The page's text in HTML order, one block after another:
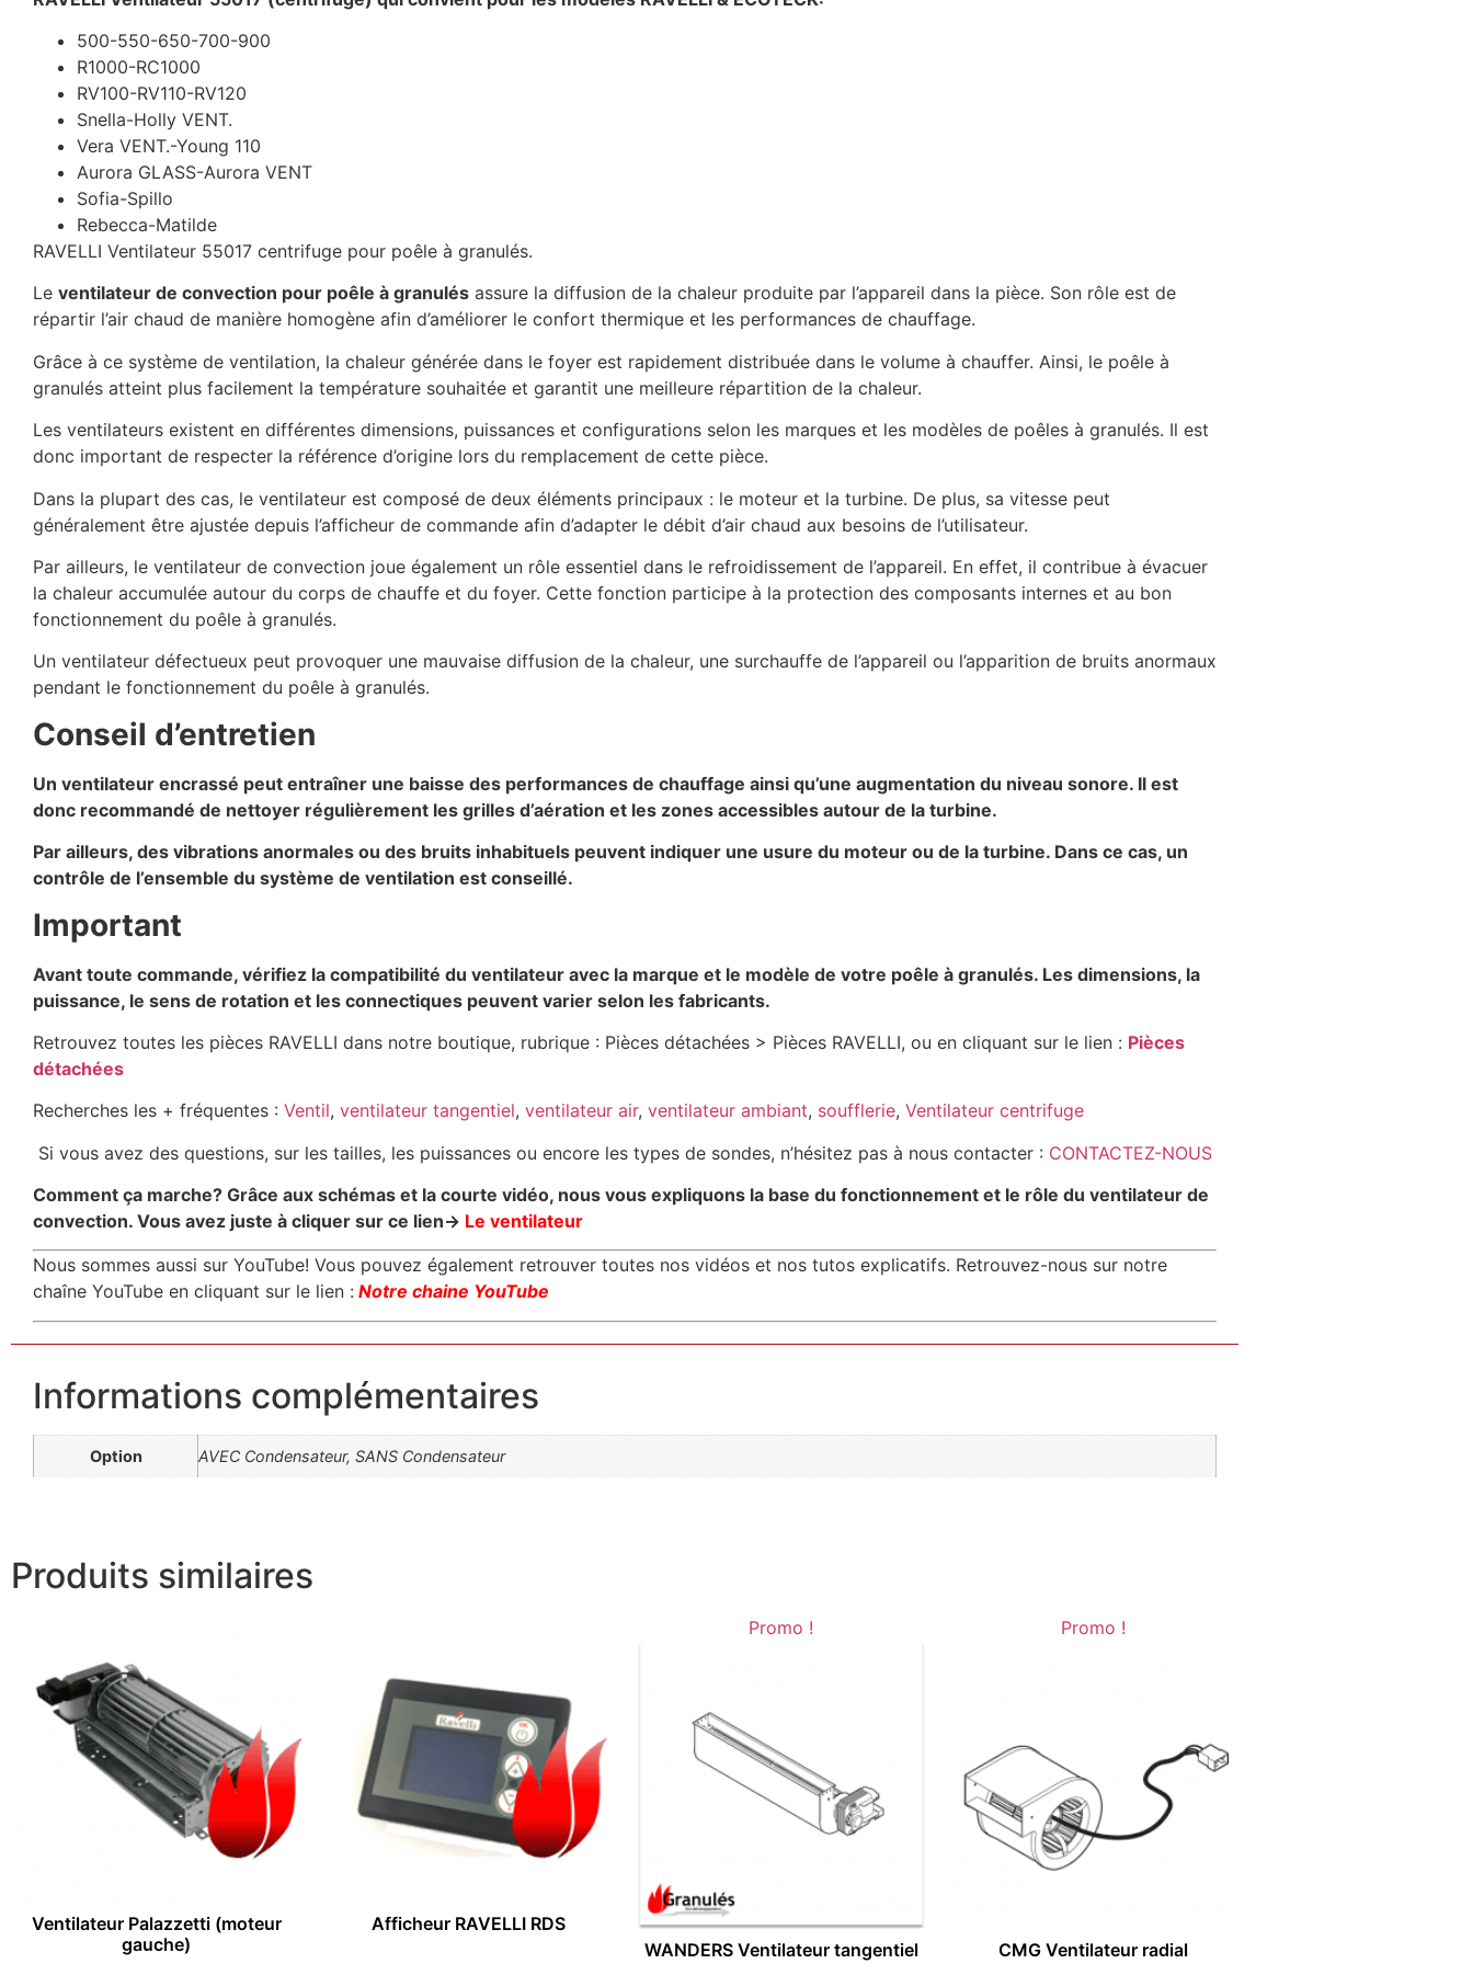
500-550-650-700-900
R1000-RC1000
RV100-RV110-RV120
Snella-Holly VENT.
Vera VENT.-Young 110
Aurora GLASS-Aurora VENT
Sofia-Spillo
Rebecca-Matilde
RAVELLI Ventilateur 55017 centrifuge pour poêle à granulés.
Le ventilateur de convection pour poêle à granulés assure la diffusion de la chaleur produite par l’appareil dans la pièce. Son rôle est de
répartir l’air chaud de manière homogène afin d’améliorer le confort thermique et les performances de chauffage.
Grâce à ce système de ventilation, la chaleur générée dans le foyer est rapidement distribuée dans le volume à chauffer. Ainsi, le poêle à
granulés atteint plus facilement la température souhaitée et garantit une meilleure répartition de la chaleur.
Les ventilateurs existent en différentes dimensions, puissances et configurations selon les marques et les modèles de poêles à granulés. Il est
donc important de respecter la référence d’origine lors du remplacement de cette pièce.
Dans la plupart des cas, le ventilateur est composé de deux éléments principaux : le moteur et la turbine. De plus, sa vitesse peut
généralement être ajustée depuis l’afficheur de commande afin d’adapter le débit d’air chaud aux besoins de l’utilisateur.
Par ailleurs, le ventilateur de convection joue également un rôle essentiel dans le refroidissement de l’appareil. En effet, il contribue à évacuer
la chaleur accumulée autour du corps de chauffe et du foyer. Cette fonction participe à la protection des composants internes et au bon
fonctionnement du poêle à granulés.
Un ventilateur défectueux peut provoquer une mauvaise diffusion de la chaleur, une surchauffe de l’appareil ou l’apparition de bruits anormaux
pendant le fonctionnement du poêle à granulés.
Conseil d’entretien
Un ventilateur encrassé peut entraîner une baisse des performances de chauffage ainsi qu’une augmentation du niveau sonore. Il est
donc recommandé de nettoyer régulièrement les grilles d’aération et les zones accessibles autour de la turbine.
Par ailleurs, des vibrations anormales ou des bruits inhabituels peuvent indiquer une usure du moteur ou de la turbine. Dans ce cas, un
contrôle de l’ensemble du système de ventilation est conseillé.
Important
Avant toute commande, vérifiez la compatibilité du ventilateur avec la marque et le modèle de votre poêle à granulés. Les dimensions, la
puissance, le sens de rotation et les connectiques peuvent varier selon les fabricants.
Retrouvez toutes les pièces RAVELLI dans notre boutique, rubrique : Pièces détachées > Pièces RAVELLI, ou en cliquant sur le lien : Pièces
détachées
Recherches les + fréquentes : Ventil, ventilateur tangentiel, ventilateur air, ventilateur ambiant, soufflerie, Ventilateur centrifuge
Si vous avez des questions, sur les tailles, les puissances ou encore les types de sondes, n’hésitez pas à nous contacter : CONTACTEZ-NOUS
Comment ça marche? Grâce aux schémas et la courte vidéo, nous vous expliquons la base du fonctionnement et le rôle du ventilateur de
convection. Vous avez juste à cliquer sur ce lien-> Le ventilateur
Nous sommes aussi sur YouTube! Vous pouvez également retrouver toutes nos vidéos et nos tutos explicatifs. Retrouvez-nous sur notre
chaîne YouTube en cliquant sur le lien : Notre chaine YouTube
Informations complémentaires
Option AVEC Condensateur, SANS Condensateur
Produits similaires
Ventilateur Palazzetti (moteur
gauche)
Afficheur RAVELLI RDS
Promo !
WANDERS Ventilateur tangentiel
Promo !
CMG Ventilateur radial